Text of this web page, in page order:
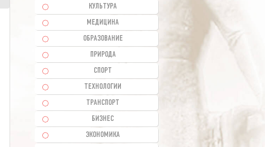
КУЛЬТУРА
МЕДИЦИНА
ОБРАЗОВАНИЕ
ПРИРОДА
СПОРТ
ТЕХНОЛОГИИ
ТРАНСПОРТ
БИЗНЕС
ЭКОНОМИКА